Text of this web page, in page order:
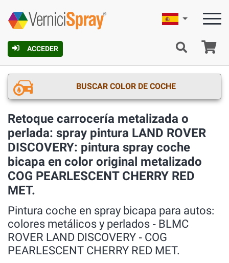
ACCEDER
Español
BUSCAR COLOR DE COCHE
Retoque carrocería metalizada o
perlada: spray pintura LAND ROVER
DISCOVERY: pintura spray coche
bicapa en color original metalizado
COG PEARLESCENT CHERRY RED
MET.
Pintura coche en spray bicapa para autos:
colores metálicos y perlados ‐ BLMC
ROVER LAND DISCOVERY ‐ COG
PEARLESCENT CHERRY RED MET.